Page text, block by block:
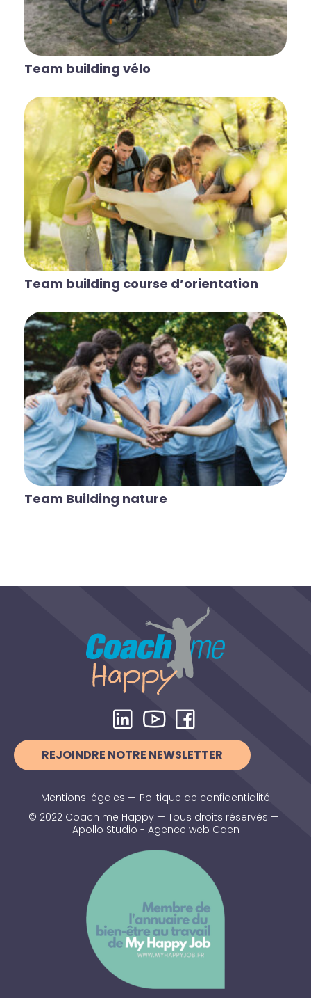
Team building vélo
Team building course d’orientation
Team Building nature
REJOINDRE NOTRE NEWSLETTER
Mentions légales — Politique de confidentialité
© 2022 Coach me Happy — Tous droits réservés —
Apollo Studio - Agence web Caen